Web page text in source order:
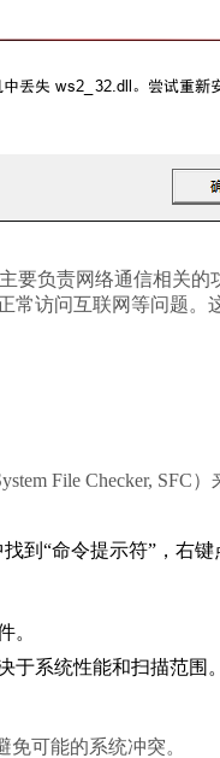
要负责网络通信相关的
常访问互联网等问题。
File Checker, SFC
到“命令提示符”，右键
。
于系统性能和扫描范围。
可能的系统冲突。